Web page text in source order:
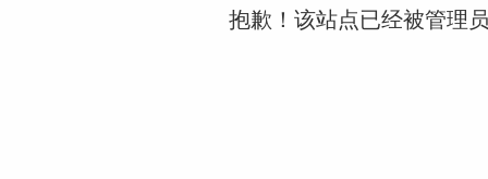
抱歉！该站点已经被管理